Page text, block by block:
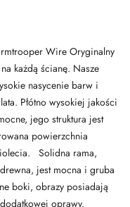
Wire Oryginalny
każdą ścianę. Nasze
nasycenie barw i
Płótno wysokiej jakości
jego struktura jest
powierzchnia
Solidna rama,
jest mocna i gruba
boki, obrazy posiadają
oprawy.